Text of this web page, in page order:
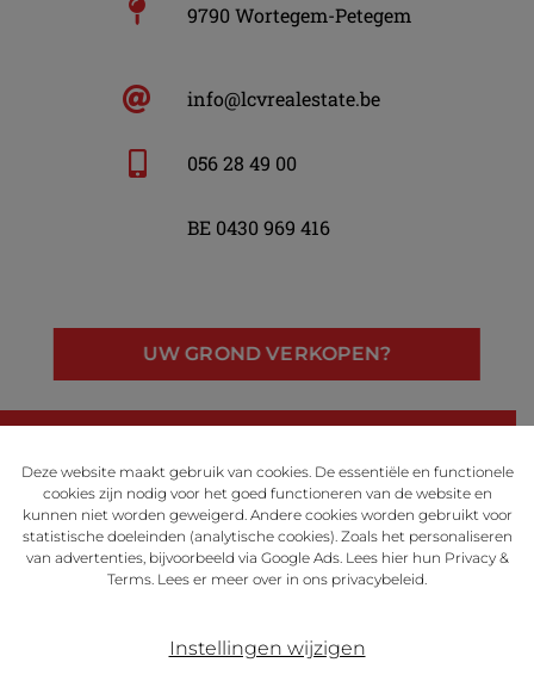
9790 Wortegem-Petegem
info@lcvrealestate.be
056 28 49 00
BE 0430 969 416
UW GROND VERKOPEN?
Powered by
Disclaimer
Deze website maakt gebruik van cookies. De essentiële en functionele
cookies zijn nodig voor het goed functioneren van de website en
kunnen niet worden geweigerd. Andere cookies worden gebruikt voor
statistische doeleinden (analytische cookies). Zoals het personaliseren
van advertenties, bijvoorbeeld via Google Ads. Lees hier hun Privacy &
Terms. Lees er meer over in ons privacybeleid.
Instellingen wijzigen